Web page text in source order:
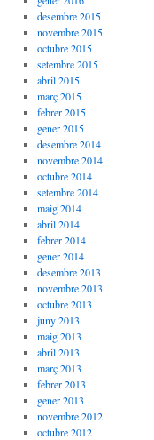
desembre 2015
novembre 2015
octubre 2015
setembre 2015
abril 2015
març 2015
febrer 2015
gener 2015
desembre 2014
novembre 2014
octubre 2014
setembre 2014
maig 2014
abril 2014
febrer 2014
gener 2014
desembre 2013
novembre 2013
octubre 2013
juny 2013
maig 2013
abril 2013
març 2013
febrer 2013
gener 2013
novembre 2012
octubre 2012